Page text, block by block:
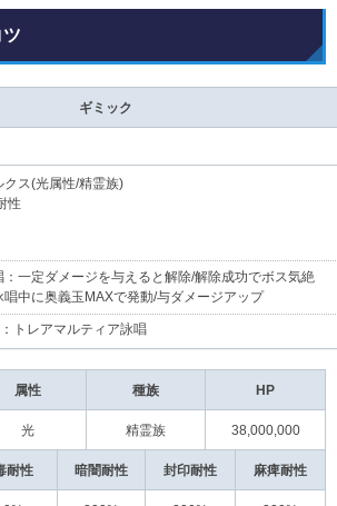
ギミック
クス(光属性/精霊族)
性
一定ダメージを与えると解除/解除成功でボス気絶
中に奥義玉MAXで発動/与ダメージアップ
トレアマルティア詠唱
属性 種族 HP
光 精霊族 38,000,000
耐性 暗闇耐性 封印耐性 麻痺耐性